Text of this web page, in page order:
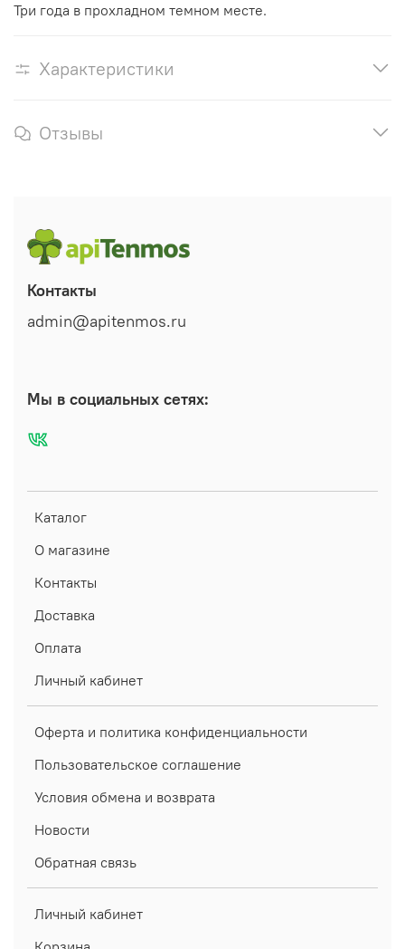
Три года в прохладном темном месте.
Характеристики
Отзывы
Каталог
О магазине
Контакты
Доставка
Оплата
Личный кабинет
Оферта и политика конфиденциальности
Пользовательское соглашение
Условия обмена и возврата
Новости
Обратная связь
Личный кабинет
Контакты
admin@apitenmos.ru
Мы в социальных сетях: